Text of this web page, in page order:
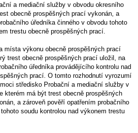
a mediační služby v obvodu okresního
obecně prospěšných prací vykonán, a
úředníka činného v obvodu tohoto
trestu obecně prospěšných prací.
místa výkonu obecně prospěšných prací
trest obecně prospěšných prací uložil, na
úředníka provádějícího kontrolu nad
prací. O tomto rozhodnutí vyrozumí
středisko Probační a mediační služby v
kterém má být trest obecně prospěšných
a zároveň pověří opatřením probačního
soudu kontrolou nad výkonem trestu